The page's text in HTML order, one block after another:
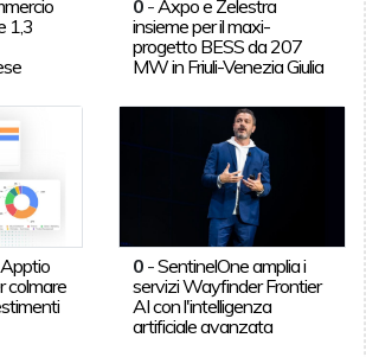
1,3
0 - Axpo e Zelestra
insieme per il maxi-
progetto BESS da 207
MW in Friuli-Venezia Giulia
colmare
0 -SentinelOne amplia i
servizi Wayfinder Frontier
AI con l'intelligenza
artificiale avanzata